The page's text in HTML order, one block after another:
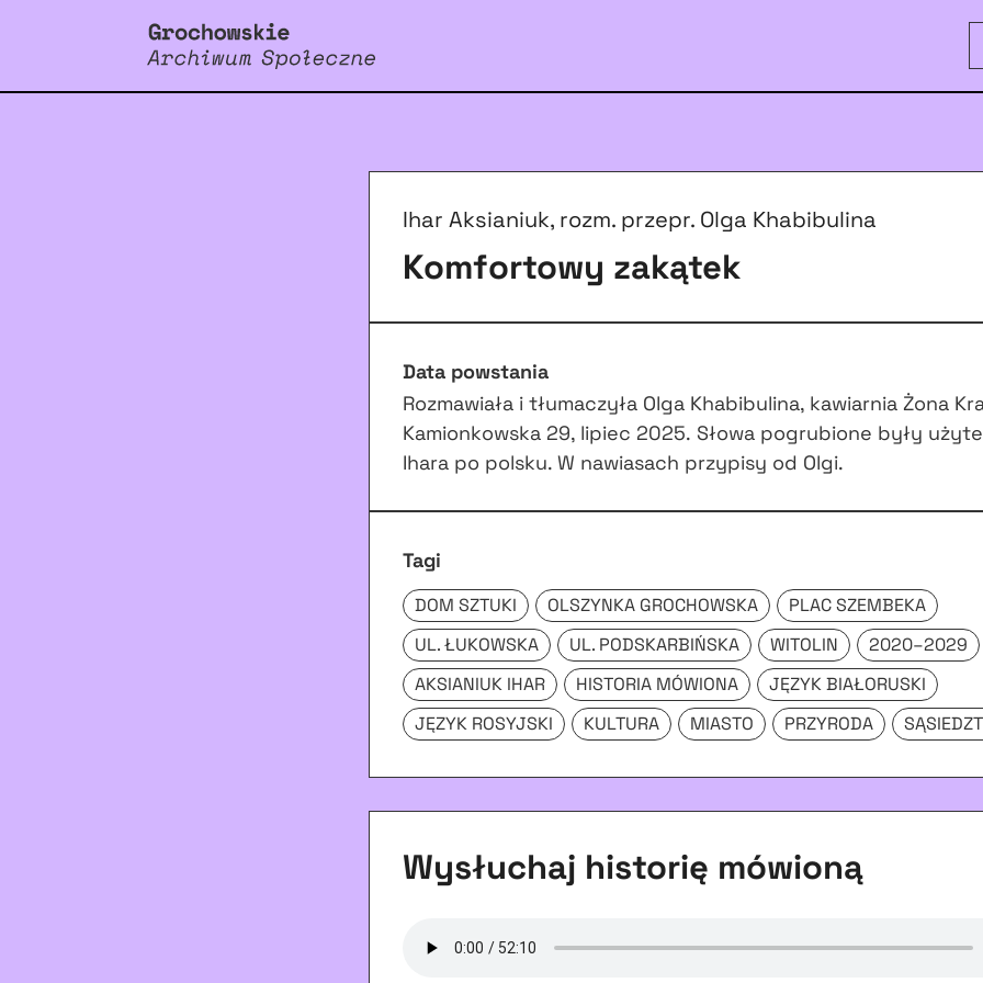
Ihar Aksianiuk, rozm. przepr. Olga Khabibulina
Komfortowy zakątek
Data powstania
Rozmawiała i tłumaczyła Olga Khabibulina, kawiarnia Żona
Kamionkowska 29, lipiec 2025. Słowa pogrubione były
Ihara po polsku. W nawiasach przypisy od Olgi.
Tagi
DOM SZTUKI OLSZYNKA GROCHOWSKA
PLAC SZEMBEKA
UL. ŁUKOWSKA
UL. PODSKARBIŃSKA WITOLIN
2020–2029
AKSIANIUK IHAR
HISTORIA MÓWIONA
JĘZYK BIAŁORUSKI
JĘZYK ROSYJSKI
KULTURA MIASTO PRZYRODA
Wysłuchaj historię mówioną